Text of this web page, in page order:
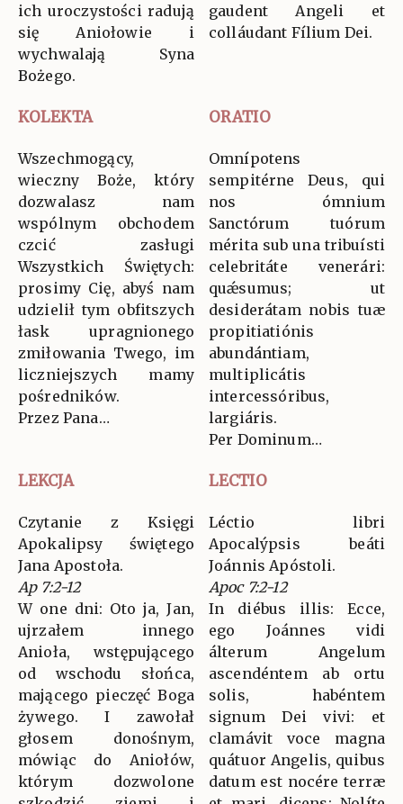
ich uroczystości radują
się Aniołowie i
wychwalają Syna
Bożego.
gaudent Angeli et
colláudant Fílium Dei.
KOLEKTA ORATIO
Wszechmogący,
wieczny Boże, który
dozwalasz nam
wspólnym obchodem
czcić zasługi
Wszystkich Świętych:
prosimy Cię, abyś nam
udzielił tym obfitszych
łask upragnionego
zmiłowania Twego, im
liczniejszych mamy
pośredników.
Przez Pana…
Omnípotens
sempitérne Deus, qui
nos ómnium
Sanctórum tuórum
mérita sub una tribuísti
celebritáte venerári:
quǽsumus; ut
desiderátam nobis tuæ
propitiatiónis
abundántiam,
multiplicátis
intercessóribus,
largiáris.
Per Dominum…
LEKCJA LECTIO
Czytanie z Księgi
Apokalipsy świętego
Jana Apostoła.
Ap 7:2-12
W one dni: Oto ja, Jan,
ujrzałem innego
Anioła, wstępującego
od wschodu słońca,
mającego pieczęć Boga
żywego. I zawołał
głosem donośnym,
mówiąc do Aniołów,
którym dozwolone
Léctio libri
Apocalýpsis beáti
Joánnis Apóstoli.
Apoc 7:2-12
In diébus illis: Ecce,
ego Joánnes vidi
álterum Angelum
ascendéntem ab ortu
solis, habéntem
signum Dei vivi: et
clamávit voce magna
quátuor Angelis, quibus
datum est nocére terræ